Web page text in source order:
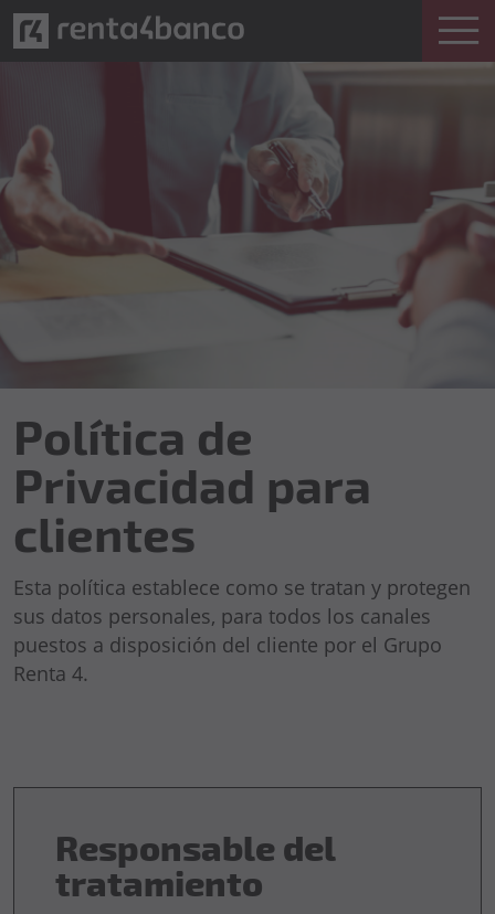
Política de
Privacidad para
clientes
Esta política establece como se tratan y protegen
sus datos personales, para todos los canales
puestos a disposición del cliente por el Grupo
Renta 4.
Responsable del
tratamiento